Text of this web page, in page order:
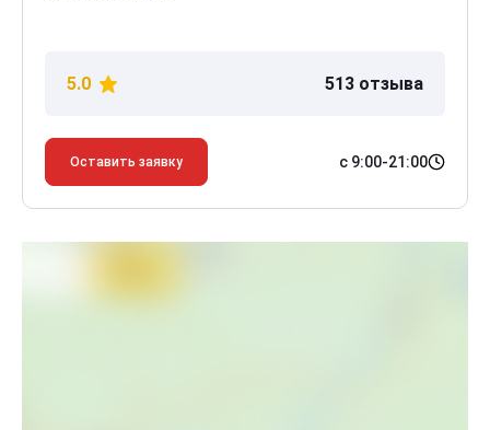
5.0 513 отзыва
Оставить заявку с 9:00-21:00